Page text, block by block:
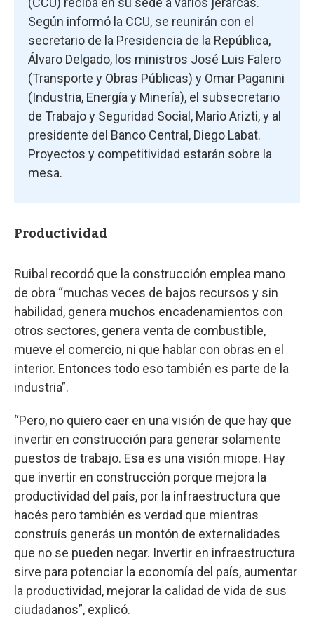
Según informó la CCU, se reunirán con el
secretario de la Presidencia de la República,
Álvaro Delgado, los ministros José Luis Falero
(Transporte y Obras Públicas) y Omar Paganini
(Industria, Energía y Minería), el subsecretario
de Trabajo y Seguridad Social, Mario Arizti, y al
presidente del Banco Central, Diego Labat.
Proyectos y competitividad estarán sobre la
mesa.
Productividad
Ruibal recordó que la construcción emplea mano
de obra “muchas veces de bajos recursos y sin
habilidad, genera muchos encadenamientos con
otros sectores, genera venta de combustible,
mueve el comercio, ni que hablar con obras en el
interior. Entonces todo eso también es parte de la
industria”.
“Pero, no quiero caer en una visión de que hay que
invertir en construcción para generar solamente
puestos de trabajo. Esa es una visión miope. Hay
que invertir en construcción porque mejora la
productividad del país, por la infraestructura que
hacés pero también es verdad que mientras
construís generás un montón de externalidades
que no se pueden negar. Invertir en infraestructura
sirve para potenciar la economía del país, aumentar
la productividad, mejorar la calidad de vida de sus
ciudadanos”, explicó.